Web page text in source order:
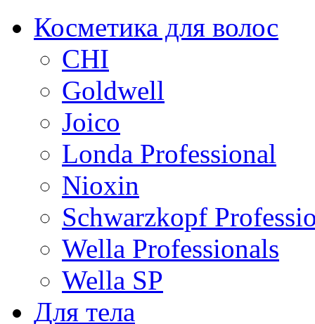
Косметика для волос
CHI
Goldwell
Joico
Londa Professional
Nioxin
Schwarzkopf
Wella Professionals
Wella SP
Для тела